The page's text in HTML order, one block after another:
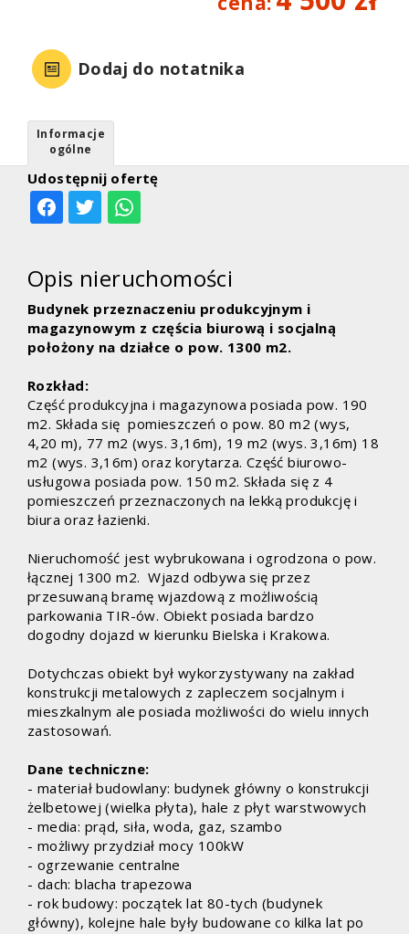
Dodaj do notatnika
Udostępnij ofertę
Informacje
ogólne
Opis nieruchomości
Budynek przeznaczeniu produkcyjnym i
magazynowym z częścia biurową i socjalną
położony na działce o pow. 1300 m2.
Rozkład:
Część produkcyjna i magazynowa posiada pow. 190
m2. Składa się pomieszczeń o pow. 80 m2 (wys,
4,20 m), 77 m2 (wys. 3,16m), 19 m2 (wys. 3,16m) 18
m2 (wys. 3,16m) oraz korytarza. Część biurowo-
usługowa posiada pow. 150 m2. Składa się z 4
pomieszczeń przeznaczonych na lekką produkcję i
biura oraz łazienki.
Nieruchomość jest wybrukowana i ogrodzona o pow.
łącznej 1300 m2. Wjazd odbywa się przez
przesuwaną bramę wjazdową z możliwością
parkowania TIR-ów. Obiekt posiada bardzo
dogodny dojazd w kierunku Bielska i Krakowa.
Dotychczas obiekt był wykorzystywany na zakład
konstrukcji metalowych z zapleczem socjalnym i
mieszkalnym ale posiada możliwości do wielu innych
zastosowań.
Dane techniczne:
- materiał budowlany: budynek główny o konstrukcji
żelbetowej (wielka płyta), hale z płyt warstwowych
- media: prąd, siła, woda, gaz, szambo
- możliwy przydział mocy 100kW
- ogrzewanie centralne
- dach: blacha trapezowa
- rok budowy: początek lat 80-tych (budynek
główny), kolejne hale były budowane co kilka lat po